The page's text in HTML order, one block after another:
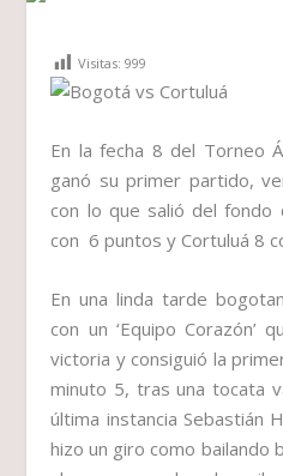
Visitas: 999
En la fecha 8 del Torneo
ganó su primer partido,
con lo que salió del
con 6 puntos y Cortuluá 8
En una linda tarde
con un ‘Equipo Corazón’
victoria y consiguió la
minuto 5, tras una tocata
última instancia Sebastián
hizo un giro como bailando